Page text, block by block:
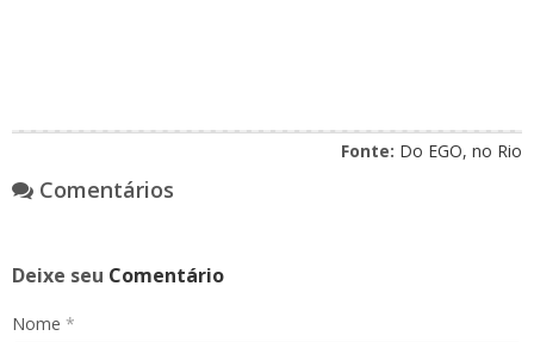
Fonte: Do EGO, no Rio
Comentários
Deixe seu Comentário
Nome *